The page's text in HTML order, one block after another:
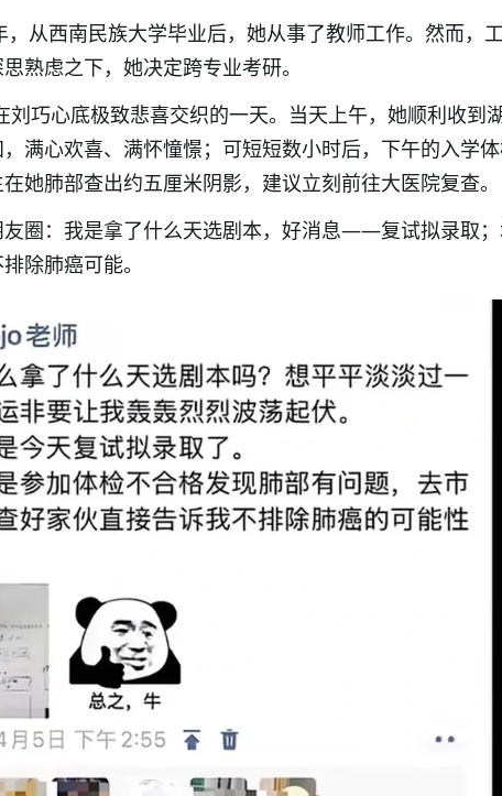
从西南民族大学毕业后，她从事了教师工作。然而，
熟虑之下，她决定跨专业考研。
刘巧心底极致悲喜交织的一天。当天上午，她顺利收到
满心欢喜、满怀憧憬；可短短数小时后，下午的入学
肺部查出约五厘米阴影，建议立刻前往大医院复查。
友圈：我是拿了什么天选剧本，好消息——复试拟录取
除肺癌可能。